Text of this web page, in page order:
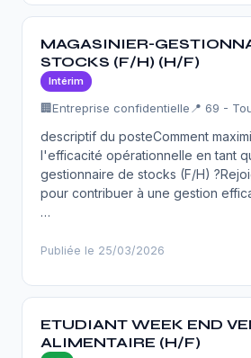
MAGASINIER-
STOCKS (F/H) (H/F)
Intérim
🏢Entreprise confidentielle 📍 69 -
descriptif du posteComment
l'efficacité opérationnelle en tant
gestionnaire de stocks (F/H)
pour contribuer à une gestion
…
Publiée le 25/03/2026
ETUDIANT WEEK END
ALIMENTAIRE (H/F)